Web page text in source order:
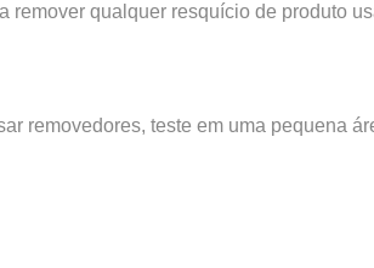
remover qualquer resquício de produto
removedores, teste em uma pequena